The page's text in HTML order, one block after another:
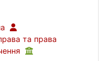
та права